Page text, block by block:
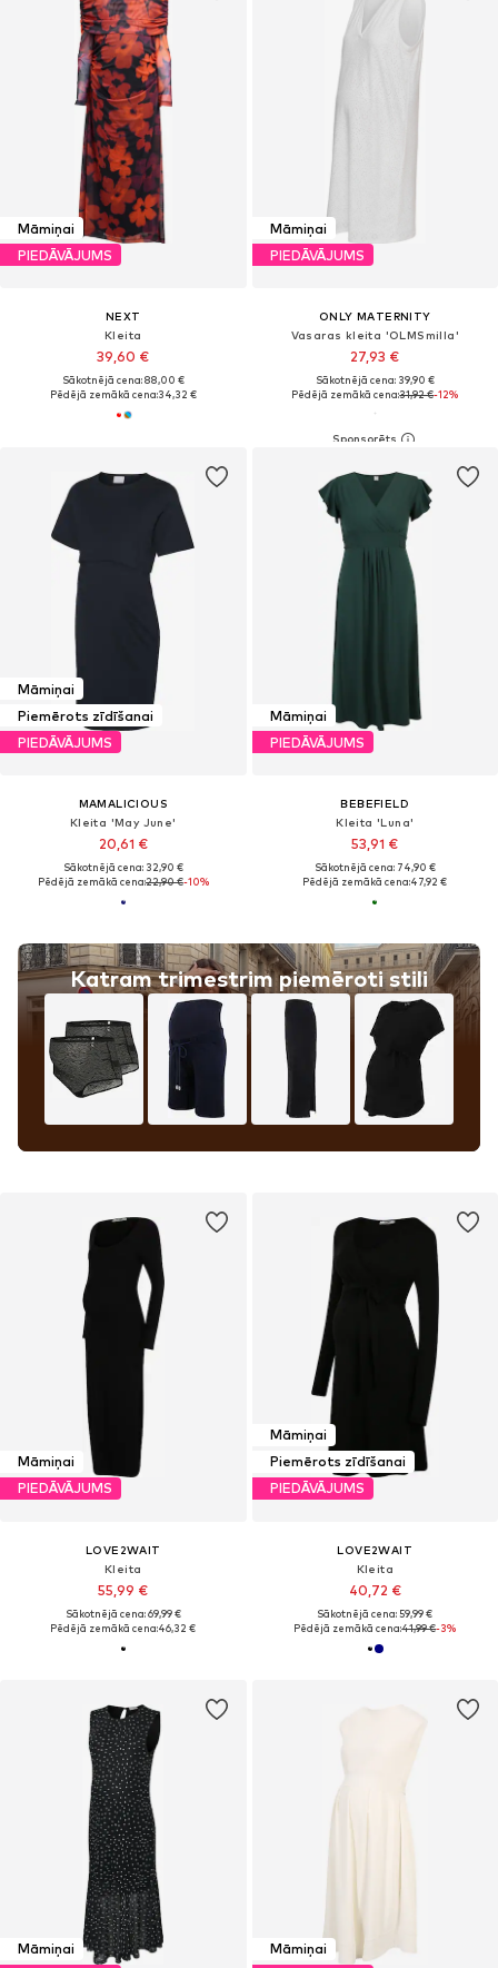
Māmiņai
PIEDĀVĀJUMS
NEXT
Kleita
39,60 €
Sākotnējā cena: 88,00 €
Pēdējā zemākā cena:34,32 €
Māmiņai
PIEDĀVĀJUMS
ONLY MATERNITY
Vasaras kleita 'OLMSmilla'
27,93 €
Sākotnējā cena: 39,90 €
Pēdējā zemākā cena:31,92 €-12%
Māmiņai
Piemērots zīdīšanai
PIEDĀVĀJUMS
MAMALICIOUS
Kleita 'May June'
20,61 €
Sākotnējā cena: 32,90 €
Pēdējā zemākā cena:22,90 €-10%
Māmiņai
PIEDĀVĀJUMS
BEBEFIELD
Kleita 'Luna'
53,91 €
Sākotnējā cena: 74,90 €
Pēdējā zemākā cena:47,92 €
Katram trimestrim piemēroti stili
Māmiņai
PIEDĀVĀJUMS
LOVE2WAIT
Kleita
55,99 €
Sākotnējā cena: 69,99 €
Pēdējā zemākā cena:46,32 €
Māmiņai
Piemērots zīdīšanai
PIEDĀVĀJUMS
LOVE2WAIT
Kleita
40,72 €
Sākotnējā cena: 59,99 €
Pēdējā zemākā cena:41,99 €-3%
Māmiņai
Māmiņai